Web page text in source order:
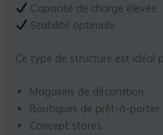
Capacité de charge élevée
Stabilité optimale
Ce type de structure est idéal
Magasins de décoration
Boutiques de prêt-à-porter
Concept stores